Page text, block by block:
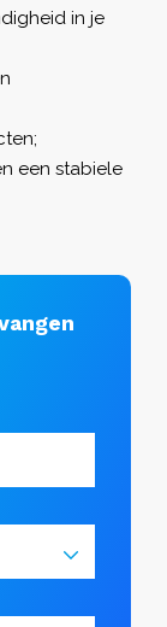
in je
een stabiele